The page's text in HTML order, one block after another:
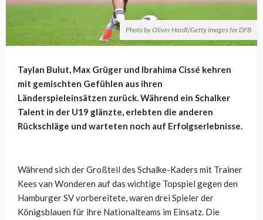
Photo by Oliver Hardt/Getty Images for DFB
Taylan Bulut, Max Grüger und Ibrahima Cissé kehren
mit gemischten Gefühlen aus ihren
Länderspieleinsätzen zurück. Während ein Schalker
Talent in der U19 glänzte, erlebten die anderen
Rückschläge und warteten noch auf Erfolgserlebnisse.
Während sich der Großteil des Schalke-Kaders mit Trainer
Kees van Wonderen auf das wichtige Topspiel gegen den
Hamburger SV vorbereitete, waren drei Spieler der
Königsblauen für ihre Nationalteams im Einsatz. Die